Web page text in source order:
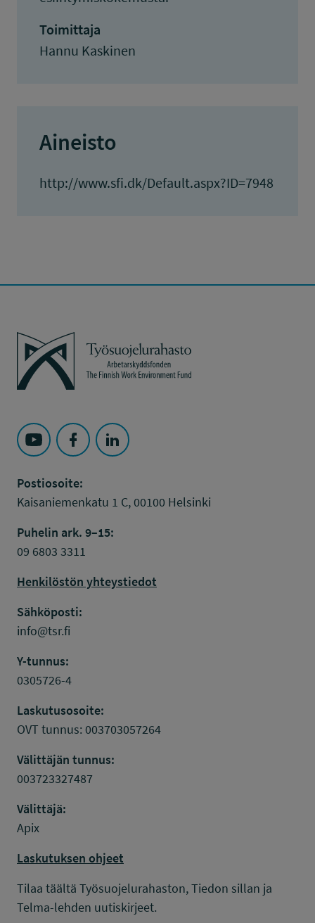
Toimittaja
Hannu Kaskinen
Aineisto
http://www.sfi.dk/Default.aspx?ID=7948
Työsuojelurahasto
Seuraa Työsuojelurahasto kohteessa: YouTube
Seuraa Työsuojelurahasto kohteessa:
Seuraa Työsuojelurahasto kohteessa:
Postiosoite:
Kaisaniemenkatu 1 C, 00100 Helsinki
Puhelin ark. 9–15:
09 6803 3311
Henkilöstön yhteystiedot
Sähköposti:
info@tsr.fi
Y-tunnus:
0305726-4
Laskutusosoite:
OVT tunnus: 003703057264
Välittäjän tunnus:
003723327487
Välittäjä:
Apix
Laskutuksen ohjeet
Tilaa täältä Työsuojelurahaston, Tiedon sillan ja
Telma-lehden uutiskirjeet.